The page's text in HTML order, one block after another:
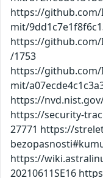
https://
mit/
https://github.com/
/1753
https://
mit/
https://
https://security-
27771 https://
https://
20210611SE16